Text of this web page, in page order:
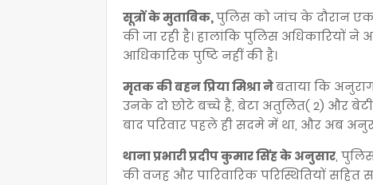
सूत्रों के मुताबिक,पुलिस को जांच के दौरान
की जा रही है। हालांकि पुलिस अधिकारियों
आधिकारिक पुष्टि नहीं की है।
मृतक की बहन प्रिया मिश्रा नेबताया कि
उनके दो छोटे बच्चे हैं, बेटा अतुलित( 2) और बेटी
बाद परिवार पहले ही सदमे में था, और अब
थाना प्रभारी प्रदीप कुमार सिंह के अनुसार,
की वजह और पारिवारिक परिस्थितियों